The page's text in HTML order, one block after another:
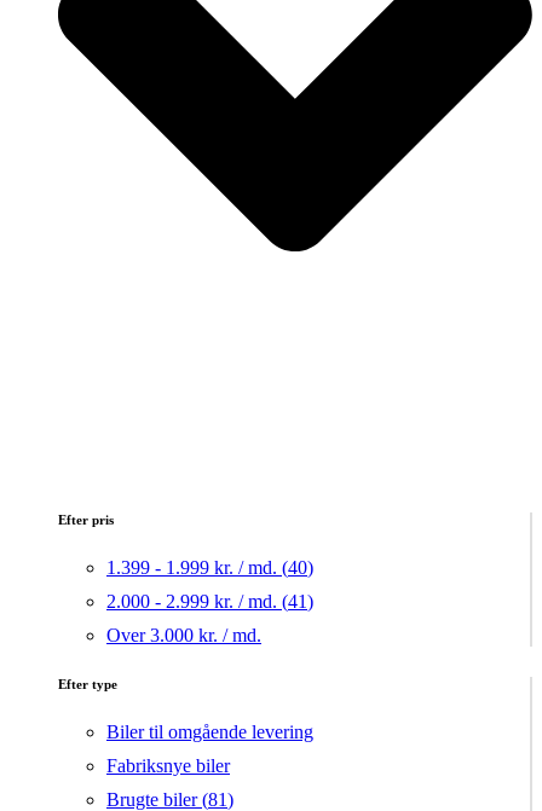
Efter pris
1.399 - 1.999 kr. / md. (40)
2.000 - 2.999 kr. / md. (41)
Over 3.000 kr. / md.
Efter type
Biler til omgående levering
Fabriksnye biler
Brugte biler (81)